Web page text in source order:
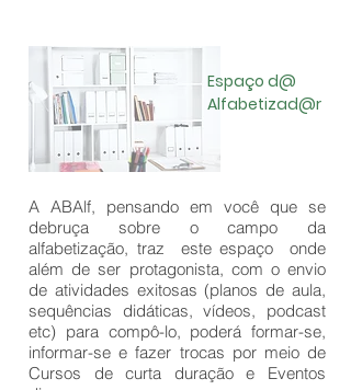
Espaço d@
Alfabetizad@r
A ABAlf, pensando em você que se
debruça sobre o campo da
alfabetização, traz este espaço onde
além de ser protagonista, com o envio
de atividades exitosas (planos de aula,
sequências didáticas, vídeos, podcast
etc) para compô-lo, poderá formar-se,
informar-se e fazer trocas por meio de
Cursos de curta duração e Eventos